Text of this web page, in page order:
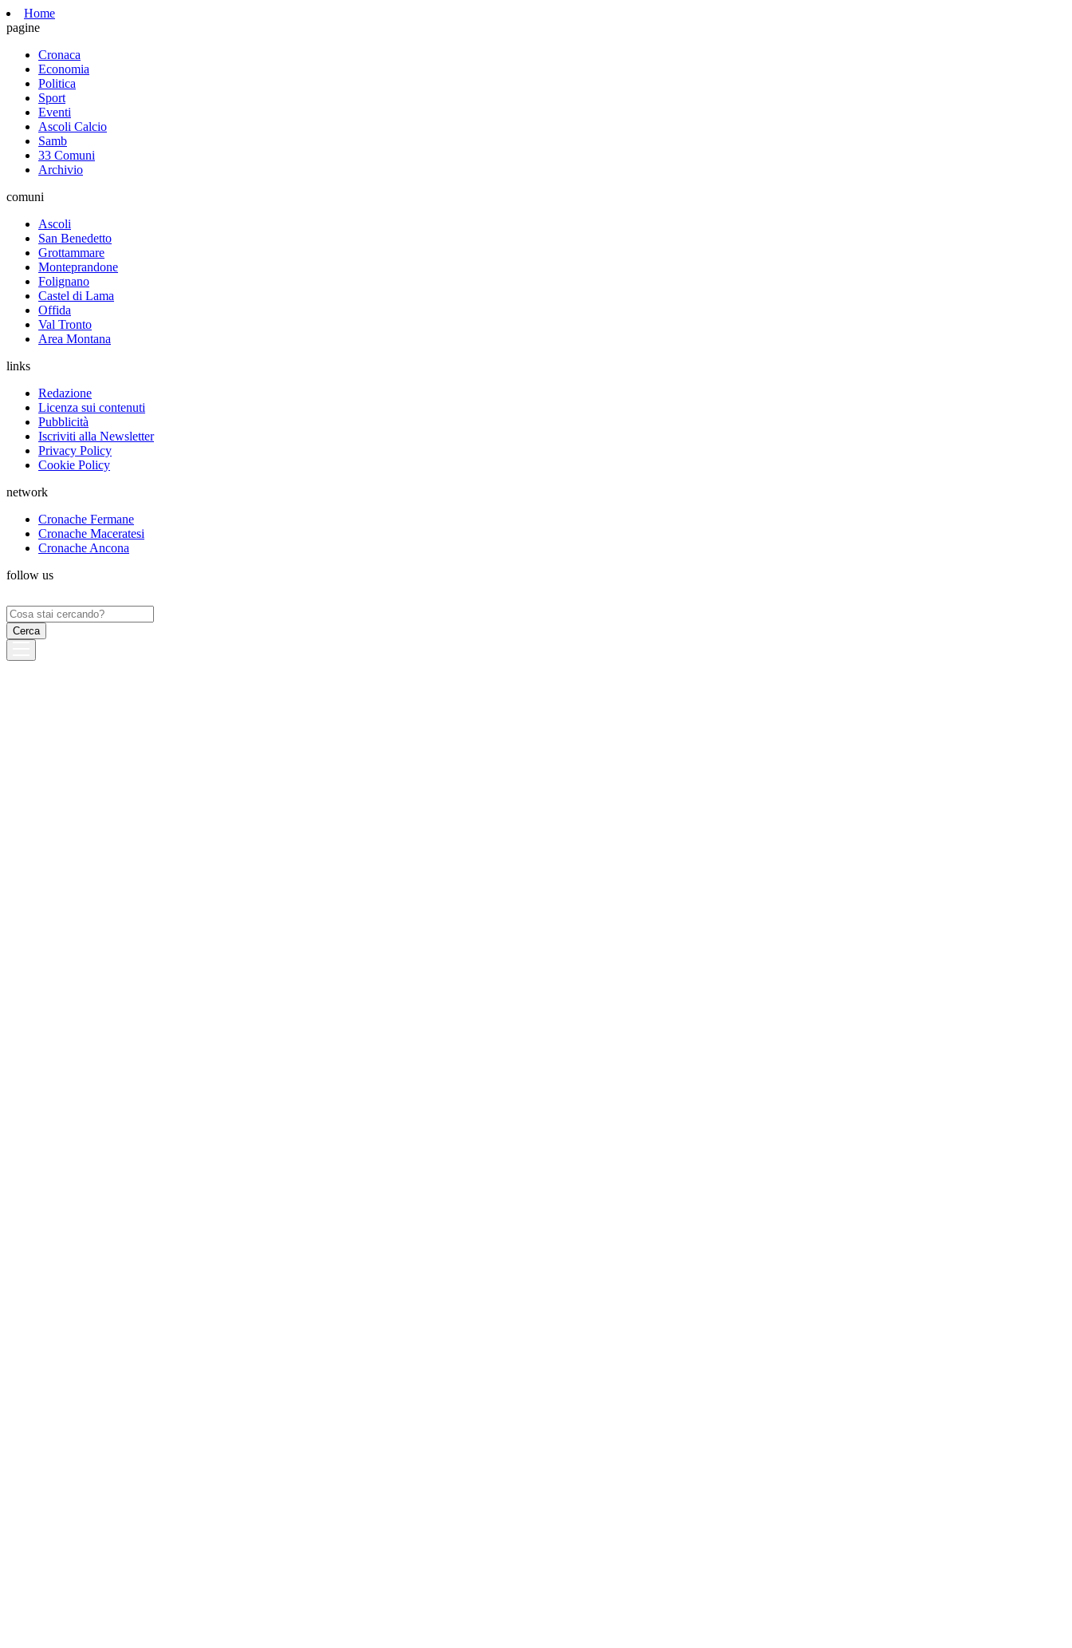
Home
pagine
Cronaca
Economia
Politica
Sport
Eventi
Ascoli Calcio
Samb
33 Comuni
Archivio
comuni
Ascoli
San Benedetto
Grottammare
Monteprandone
Folignano
Castel di Lama
Offida
Val Tronto
Area Montana
links
Redazione
Licenza sui contenuti
Pubblicità
Iscriviti alla Newsletter
Privacy Policy
Cookie Policy
network
Cronache Fermane
Cronache Maceratesi
Cronache Ancona
follow us
Ricerca
per: